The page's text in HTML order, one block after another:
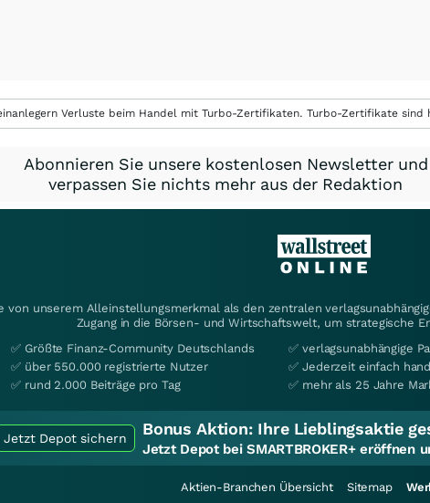
Verluste beim Handel mit Turbo-Zertifikaten. Turbo-Zertifikate
Abonnieren Sie unsere kostenlosen Newsletter und
verpassen Sie nichts mehr aus der Redaktion
von unserem Alleinstellungsmerkmal als den zentralen
Zugang in die Börsen- und Wirtschaftswelt, um strategische
✅ Größte Finanz-Community Deutschlands
✅ über 550.000 registrierte Nutzer
✅ rund 2.000 Beiträge pro Tag
✅ verlagsunabhängige
✅ Jederzeit einfach
✅ mehr als 25 Jahre
Jetzt Depot sichern Bonus Aktion: Ihre Lieblingsaktie
Jetzt Depot bei SMARTBROKER+ eröffnen
Aktien-Branchen Übersicht Sitemap